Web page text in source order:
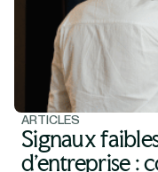
ARTICLES
Signaux
d'entreprise :